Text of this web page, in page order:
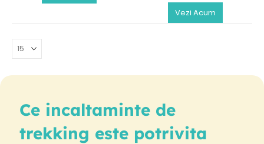
Vezi Acum
Ce incaltaminte de
trekking este potrivita